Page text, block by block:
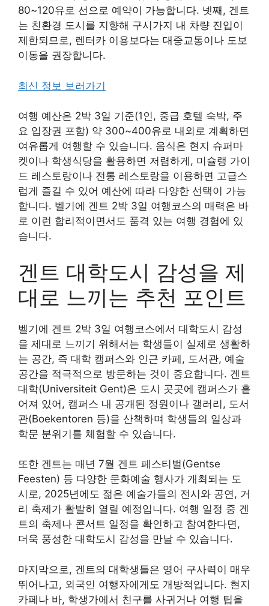
80~120유로 선으로 예약이 가능합니다. 넷째, 겐트
는 친환경 도시를 지향해 구시가지 내 차량 진입이
제한되므로, 렌터카 이용보다는 대중교통이나 도보
이동을 권장합니다.
최신 정보 보러가기
여행 예산은 2박 3일 기준(1인, 중급 호텔 숙박, 주
요 입장권 포함) 약 300~400유로 내외로 계획하면
여유롭게 여행할 수 있습니다. 음식은 현지 슈퍼마
켓이나 학생식당을 활용하면 저렴하게, 미슐랭 가이
드 레스토랑이나 전통 레스토랑을 이용하면 고급스
럽게 즐길 수 있어 예산에 따라 다양한 선택이 가능
합니다. 벨기에 겐트 2박 3일 여행코스의 매력은 바
로 이런 합리적이면서도 품격 있는 여행 경험에 있
습니다.
겐트 대학도시 감성을 제
대로 느끼는 추천 포인트
벨기에 겐트 2박 3일 여행코스에서 대학도시 감성
을 제대로 느끼기 위해서는 학생들이 실제로 생활하
는 공간, 즉 대학 캠퍼스와 인근 카페, 도서관, 예술
공간을 적극적으로 방문하는 것이 중요합니다. 겐트
대학(Universiteit Gent)은 도시 곳곳에 캠퍼스가 흩
어져 있어, 캠퍼스 내 공개된 정원이나 갤러리, 도서
관(Boekentoren 등)을 산책하며 학생들의 일상과
학문 분위기를 체험할 수 있습니다.
또한 겐트는 매년 7월 겐트 페스티벌(Gentse
Feesten) 등 다양한 문화예술 행사가 개최되는 도
시로, 2025년에도 젊은 예술가들의 전시와 공연, 거
리 축제가 활발히 열릴 예정입니다. 여행 일정 중 겐
트의 축제나 콘서트 일정을 확인하고 참여한다면,
더욱 풍성한 대학도시 감성을 만날 수 있습니다.
마지막으로, 겐트의 대학생들은 영어 구사력이 매우
뛰어나고, 외국인 여행자에게도 개방적입니다. 현지
카페나 바, 학생가에서 친구를 사귀거나 여행 팁을